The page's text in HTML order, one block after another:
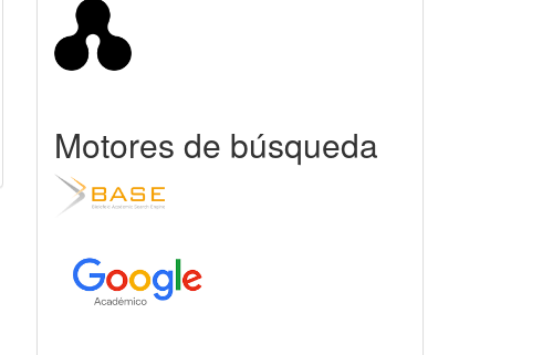
Motores de búsqueda